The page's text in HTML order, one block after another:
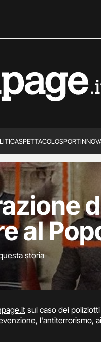
SPETTACOLOSPORT
al
storia
sul caso dei
l'antiterrorismo,